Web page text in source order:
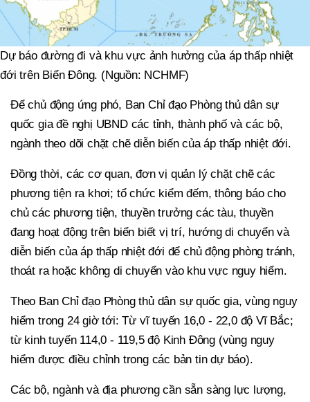
Dự báo đường đi và khu vực ảnh hưởng của áp thấp nhiệt
đới trên Biển Đông. (Nguồn: NCHMF)
Để chủ động ứng phó, Ban Chỉ đạo Phòng thủ dân sự
quốc gia đề nghị UBND các tỉnh, thành phố và các bộ,
ngành theo dõi chặt chẽ diễn biến của áp thấp nhiệt đới.
Đồng thời, các cơ quan, đơn vị quản lý chặt chẽ các
phương tiện ra khơi; tổ chức kiểm đếm, thông báo cho
chủ các phương tiện, thuyền trưởng các tàu, thuyền
đang hoạt động trên biển biết vị trí, hướng di chuyển và
diễn biến của áp thấp nhiệt đới để chủ động phòng tránh,
thoát ra hoặc không di chuyển vào khu vực nguy hiểm.
Theo Ban Chỉ đạo Phòng thủ dân sự quốc gia, vùng nguy
hiểm trong 24 giờ tới: Từ vĩ tuyến 16,0 - 22,0 độ Vĩ Bắc;
từ kinh tuyến 114,0 - 119,5 độ Kinh Đông (vùng nguy
hiểm được điều chỉnh trong các bản tin dự báo).
Các bộ, ngành và địa phương cần sẵn sàng lực lượng,